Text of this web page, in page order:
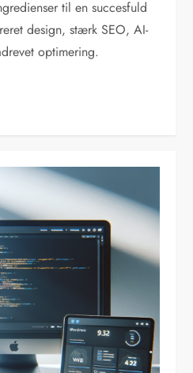
til en succesfuld
design, stærk SEO, AI-
optimering.